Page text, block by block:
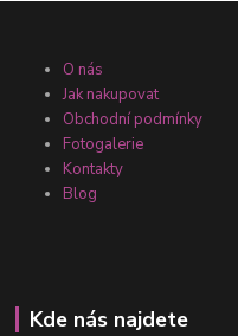
O nás
Jak nakupovat
Obchodní podmínky
Fotogalerie
Kontakty
Blog
Kde nás najdete